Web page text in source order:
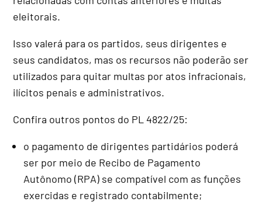
eleitorais.
Isso valerá para os partidos, seus dirigentes e
seus candidatos, mas os recursos não poderão ser
utilizados para quitar multas por atos infracionais,
ilícitos penais e administrativos.
Confira outros pontos do PL 4822/25:
o pagamento de dirigentes partidários poderá
ser por meio de Recibo de Pagamento
Autônomo (RPA) se compatível com as funções
exercidas e registrado contabilmente;